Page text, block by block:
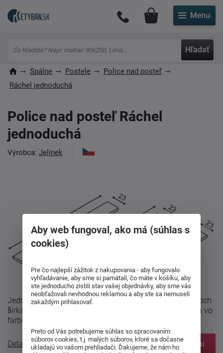
Hľadať
Môj účet
Spálne Postele
Police nad posteľ
Ráchel jednoduchá
Police nad posteľ Ráchel
jednoduchá
Výrobca: Jelínek
Jednoduchá polica z radu Spálňa Ráchel vyrábaná v troch
šírkach - 100, 150 alebo 200 cm. Na výber je namorenia vo
farbe Jelša, Čerešňa, ...
Detailný popis Zobraziť prvky systému
Aby web fungoval, ako má (súhlas s
cookies)
Pre čo najlepší zážitok z nakupovania - aby fungovalo
vyhľadávanie, aby sme si pamätali, čo máte v košíku, aby
ste jednoducho zistili stav vašej objednávky, aby sme vás
neobťažovali nevhodnou reklamou a aby ste sa nemuseli
zakaždým prihlasovať.
Preto od Vás potrebujeme súhlas so spracovaním
súborov cookies, t.j. malých súborov, ktoré sa dočasne
ukladajú vo vašom prehliadači. Ďakujeme, že nám ho